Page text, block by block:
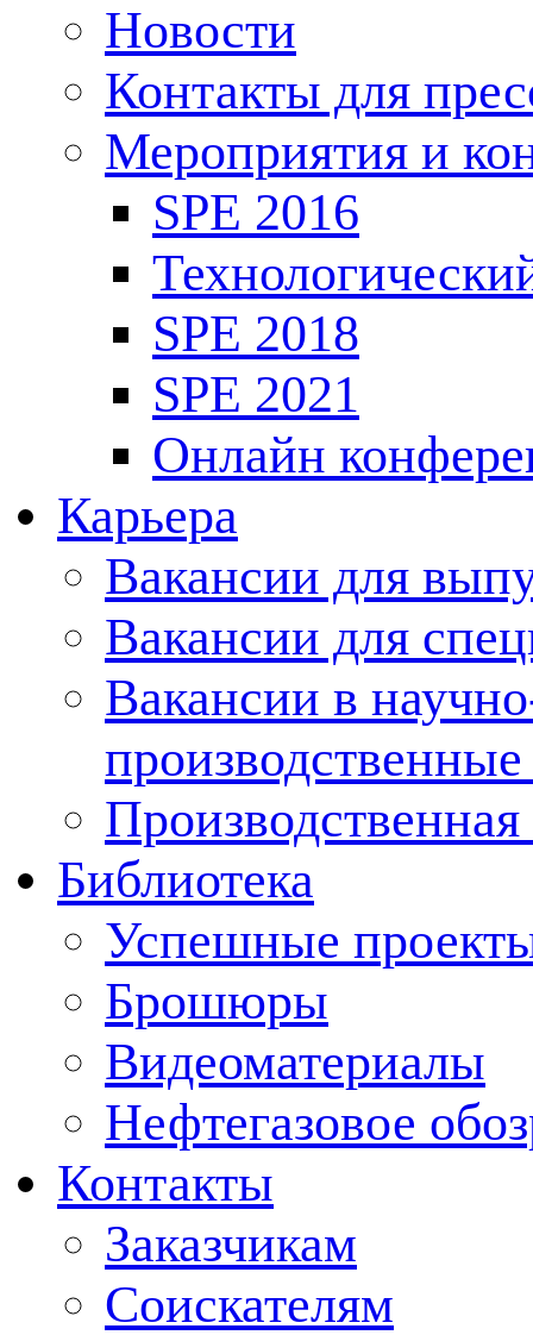
Новости
Контакты для
Мероприятия и
SPE 2016
SPE 2018
SPE 2021
Онлайн
Карьера
Вакансии для
Вакансии для
Вакансии в
Производственная
Библиотека
Успешные
Брошюры
Видеоматериалы
Нефтегазовое
Контакты
Заказчикам
Соискателям